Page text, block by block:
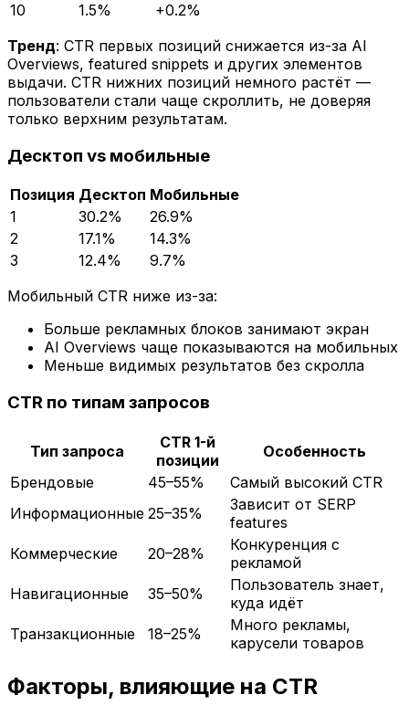
10
1.5%
+0.2%
Тренд: CTR первых позиций снижается из-за AI
Overviews, featured snippets и других элементов
выдачи. CTR нижних позиций немного растёт —
пользователи стали чаще скроллить, не доверяя
только верхним результатам.
Десктоп vs мобильные
Позиция Десктоп Мобильные
1
30.2%
26.9%
2
17.1%
14.3%
3
12.4%
9.7%
Мобильный CTR ниже из-за:
Больше рекламных блоков занимают экран
AI Overviews чаще показываются на мобильных
Меньше видимых результатов без скролла
CTR по типам запросов
Тип запроса
CTR 1-й
позиции
Особенность
Брендовые
45–55%
Самый высокий CTR
Информационные 25–35%
Зависит от SERP
features
Коммерческие
20–28%
Конкуренция с
рекламой
Навигационные
35–50%
Пользователь знает,
куда идёт
Транзакционные
18–25%
Много рекламы,
карусели товаров
Факторы, влияющие на CTR